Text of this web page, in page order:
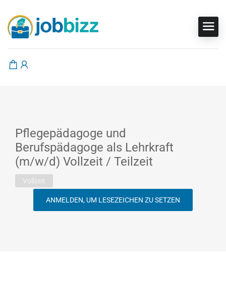
Pflegepädagoge und
Berufspädagoge als Lehrkraft
(m/w/d) Vollzeit / Teilzeit
Vollzeit
ANMELDEN, UM LESEZEICHEN ZU SETZEN